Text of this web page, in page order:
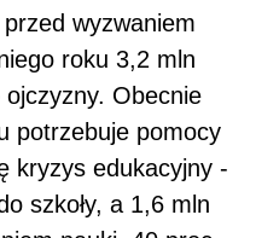
wyzwaniem
roku 3,2 mln
ojczyzny. Obecnie
potrzebuje pomocy
kryzys edukacyjny -
szkoły, a 1,6 mln